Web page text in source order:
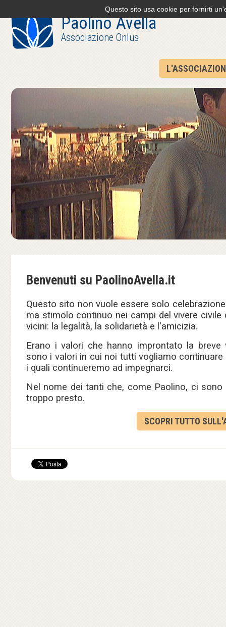
Paolino Avella
Associazione Onlus
Benvenuti su PaolinoAvella.it
Questo sito non vuole essere solo
ma stimolo continuo nei campi del vivere civile
vicini: la legalità, la solidarietà e l'amicizia.
Erano i valori che hanno improntato la breve
sono i valori in cui noi tutti vogliamo continuare
i quali continueremo ad impegnarci.
Nel nome dei tanti che, come Paolino, ci
troppo presto.
SCOPRI TUTTO
Questo sito usa cookie per fornirti